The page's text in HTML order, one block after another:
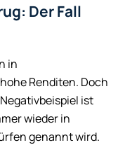
Der Fall
in
Renditen. Doch
ist
wieder in
genannt wird.